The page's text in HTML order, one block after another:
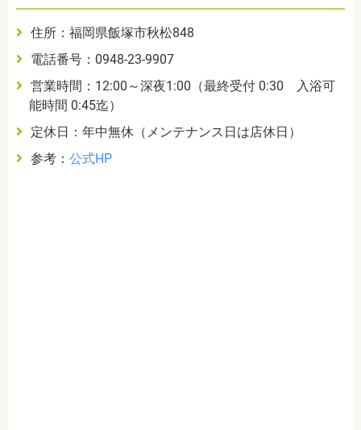
住所：福岡県飯塚市秋松848
電話番号：0948-23-9907
営業時間：12:00～深夜1:00（最終受付 0:30 入浴可
能時間 0:45迄）
定休日：年中無休（メンテナンス日は店休日）
参考： 公式HP